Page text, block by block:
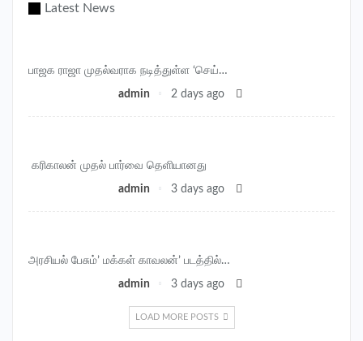
Latest News
பாஜக ராஜா முதல்வராக நடித்துள்ள ‘செய்…
admin 2 days ago
‎ கரிகாலன் முதல் பார்வை தெளியானது
admin 3 days ago
அரசியல் பேசும்’ மக்கள் காவலன்’ படத்தில்…
admin 3 days ago
LOAD MORE POSTS